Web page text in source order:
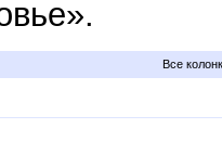
Все